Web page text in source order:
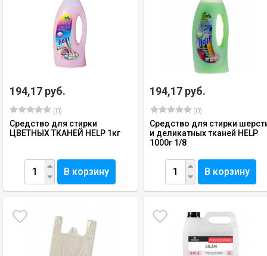
194,17 руб.
(0)
Средство для стирки
ЦВЕТНЫХ ТКАНЕЙ HELP 1кг
В корзину
194,17 руб.
(0)
Средство для стирки
и деликатных тканей HELP
1000г 1/8
В корзину